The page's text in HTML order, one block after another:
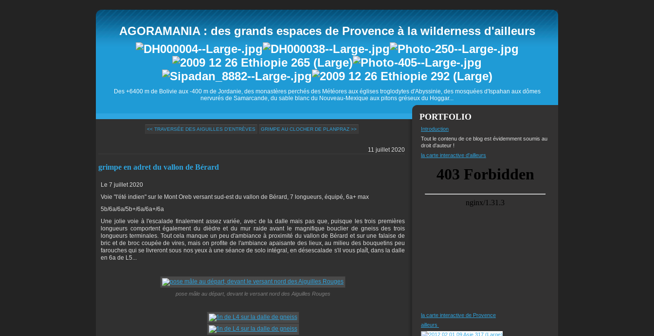
AGORAMANIA : des grands espaces de Provence à la wilderness d'ailleurs
Des +6400 m de Bolivie aux -400 m de Jordanie, des monastères perchés des Météores aux églises troglodytes d'Abyssinie, des mosquées d'Ispahan aux dômes
nervurés de Samarcande, du sable blanc du Nouveau-Mexique aux pitons gréseux du Hoggar...
<< TRAVERSÉE DES AIGUILLES D'ENTRÈVES GRIMPE AU CLOCHER DE PLANPRAZ >>
11 juillet 2020
grimpe en adret du vallon de Bérard
Le 7 juillet 2020
Voie "l'été indien" sur le Mont Oreb versant sud-est du vallon de Bérard, 7 longueurs, équipé, 6a+ max
5b/6a/6a/5b+/6a/6a+/6a
Une jolie voie à l'escalade finalement assez variée, avec de la dalle mais pas que, puisque les trois premières
longueurs comportent également du dièdre et du mur raide avant le magnifique bouclier de gneiss des trois
longueurs terminales. Tout cela manque un peu d'ambiance à proximité du vallon de Bérard et sur une falaise de
bric et de broc coupée de vires, mais on profite de l'ambiance apaisante des lieux, au milieu des bouquetins peu
farouches qui se livreront sous nos yeux à une séance de solo intégral, en désescalade s'il vous plaît, dans la dalle
en 6a de L5...
pose mâle au départ, devant le versant nord des Aiguilles Rouges
PORTFOLIO
Introduction
Tout le contenu de ce blog est évidemment soumis au
droit d'auteur !
la carte interactive d'ailleurs
la carte interactive de Provence
ailleurs